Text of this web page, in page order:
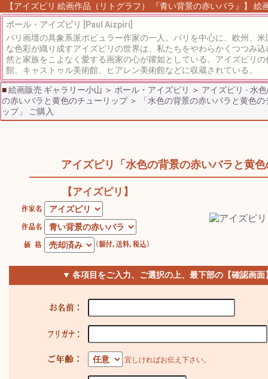
【アイズピリ 絵画作品（リトグラフ） 『青い背景の赤いバラ』】 絵
ポール・アイズピリ [Paul Aizpiri]
パリ画壇の具象系派ポピュラー作家の一人。パリを中心に、欧州、
な色彩が織り成すアイズピリの世界は、私たちをやわらかくつつみ
然と家族をこよなく愛する画家の心が躍如としている。アイズピリ
館、キャストゥル美術館、ヒアレン美術館などに収蔵されている。
■絵画販売 ギャラリー小山 ＞ ポール・アイズピリ ＞ アイズピリ - 水
の赤いバラと黄色のチューリップ＞
「水色の背景の赤いバラと黄色
ップ」 ご購入
アイズピリ「水色の背景の赤いバラと黄
【アイズピリ】
▼ 各項目をご入力、ご選択の上、最下部の【確認画
宜しければお伝え下さい。